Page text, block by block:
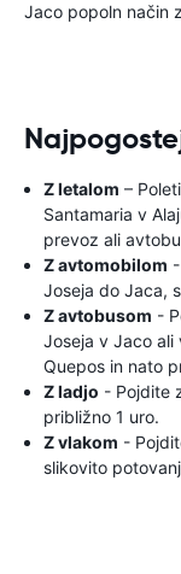
Jaco popoln način
Z letalom –
Santamaria v
prevoz ali
Z avtomobilom
Joseja do Jaca,
Z avtobusom -
Joseja v Jaco ali
Quepos in nato
Z ladjo - Pojdite
približno 1 uro.
Z vlakom -
slikovito